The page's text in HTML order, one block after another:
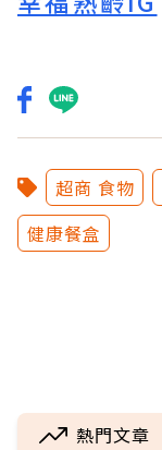
超商 食物
健康餐盒
熱門文章